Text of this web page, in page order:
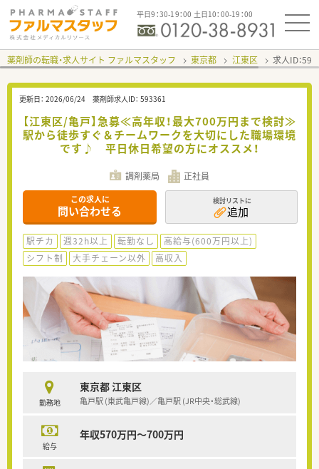
平日9：30-19：00 土日10：00-19：00
薬剤師の転職・求人サイト ファルマスタッフ 東京都 江東区 求人ID：
更新日： 2026/06/24 薬剤師求人ID： 593361
【江東区/亀戸】急募≪高年収！最大700万円まで検討≫
駅から徒歩すぐ＆チームワークを大切にした職場環境
です♪ 平日休日希望の方にオススメ！
調剤薬局 正社員
この求人に
問い合わせる
検討リストに
追加
駅チカ 週32h以上 転勤なし
高給与(600万円以上)
シフト制
大手チェーン以外 高収入
勤務地
東京都 江東区
亀戸駅 (東武亀戸線)／亀戸駅 (JR中央・総武線)
給与
年収570万円～700万円